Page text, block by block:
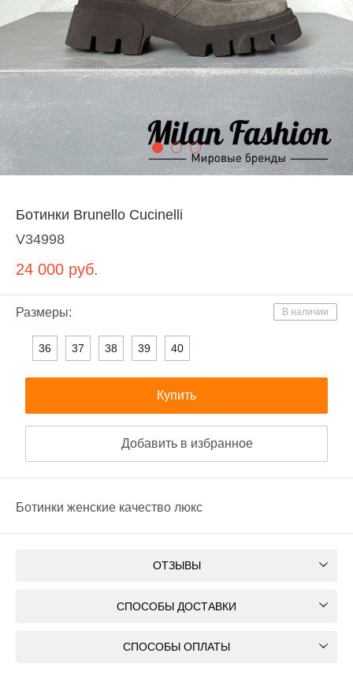
Ботинки Brunello Cucinelli
V34998
24 000 руб.
В наличии
Размеры:
36 37 38 39 40
Купить
Добавить в избранное
Ботинки женские качество люкс
ОТЗЫВЫ
СПОСОБЫ ДОСТАВКИ
СПОСОБЫ ОПЛАТЫ